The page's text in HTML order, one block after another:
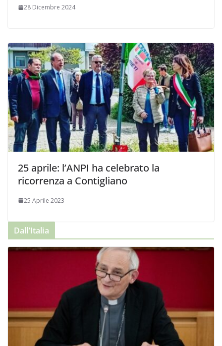
28 Dicembre 2024
25 aprile: l’ANPI ha celebrato la
ricorrenza a Contigliano
25 Aprile 2023
Dall’Italia